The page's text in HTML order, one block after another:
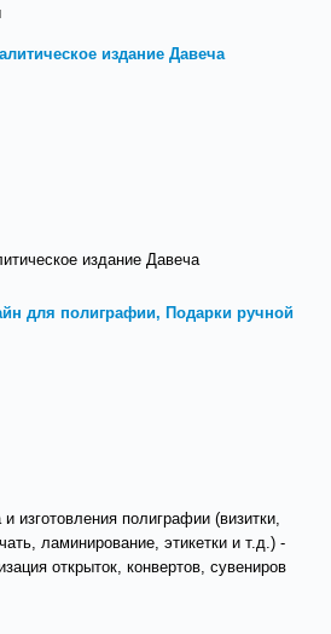
издание Давеча
издание Давеча
для полиграфии, Подарки ручной
изготовления полиграфии (визитки,
ламинирование, этикетки и т.д.) -
открыток, конвертов, сувениров